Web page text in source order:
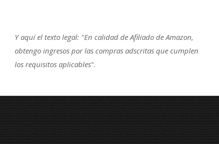
Y aquí el texto legal: "En calidad de Afiliado de Amazon,
obtengo ingresos por las compras adscritas que cumplen
los requisitos aplicables".